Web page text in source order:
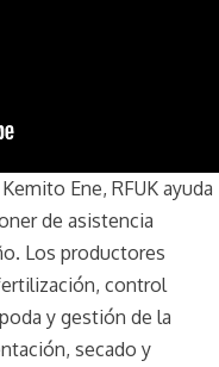
Ene, RFUK ayuda
de asistencia
Los productores
control
y gestión de la
secado y